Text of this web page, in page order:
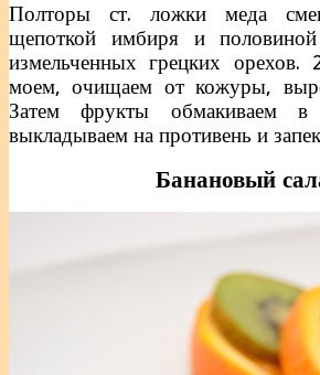
Полторы ст. ложки меда
щепоткой имбиря и
измельченных грецких
моем, очищаем от кожуры,
Затем фрукты обмакиваем в
выкладываем на противень и
Банановый